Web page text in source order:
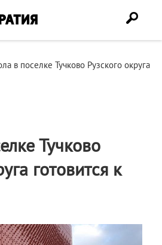
в поселке Тучково Рузского округа
Тучково
готовится к